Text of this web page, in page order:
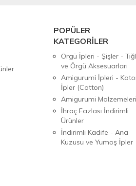
POPÜLER
KATEGORİLER
Örgü İpleri - Şişler -
ve Örgü Aksesuarları
Amigurumi İpleri -
İpler (Cotton)
Amigurumi Malzemeleri
İhraç Fazlası İndirimli
Ürünler
İndirimli Kadife - Ana
Kuzusu ve Yumoş İpler